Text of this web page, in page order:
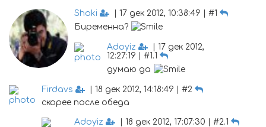
Shoki
| 17 дек 2012, 10:38:49 | #1
Биременна?
Adoyiz
| 17 дек 2012,
12:27:19 | #1.1
думаю да
Firdavs
| 18 дек 2012, 14:18:49 | #2
скорее после обеда
Adoyiz
| 18 дек 2012, 17:07:30 | #2.1